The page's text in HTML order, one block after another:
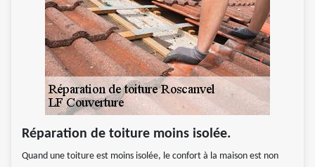
Réparation de toiture moins isolée.
Quand une toiture est moins isolée, le confort à la maison est non